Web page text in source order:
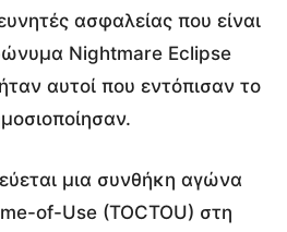
ασφαλείας που είναι
Nightmare Eclipse
αυτοί που εντόπισαν το
μια συνθήκη αγώνα
of-Use (TOCTOU) στη